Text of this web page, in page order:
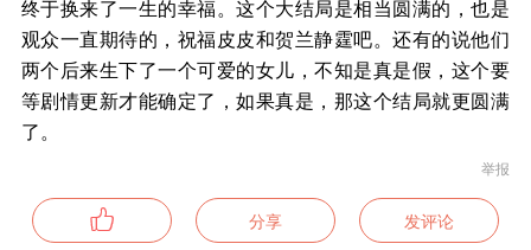
终于换来了一生的幸福。这个大结局是相当圆满的，也是
观众一直期待的，祝福皮皮和贺兰静霆吧。还有的说他们
两个后来生下了一个可爱的女儿，不知是真是假，这个要
等剧情更新才能确定了，如果真是，那这个结局就更圆满
了。
举报
分享 发评论